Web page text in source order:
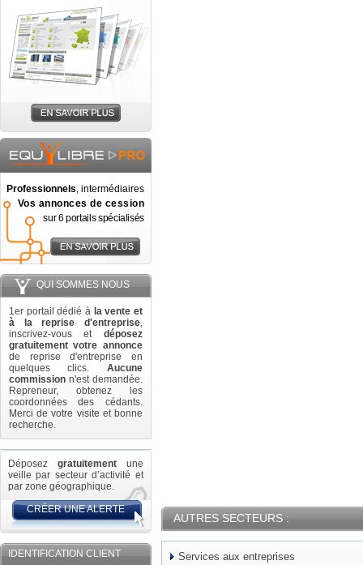
Professionnels, intermédiaires
Vos annonces de cession
sur 6 portails spécialisés
QUI SOMMES NOUS
1er portail dédié à la vente et
à la reprise d'entreprise,
inscrivez-vous et déposez
gratuitement votre annonce
de reprise d'entreprise en
quelques clics. Aucune
commission n'est demandée.
Repreneur, obtenez les
coordonnées des cédants.
Merci de votre visite et bonne
recherche.
Déposez gratuitement une
veille par secteur d’activité et
par zone géographique.
CRÉER UNE ALERTE
IDENTIFICATION CLIENT
AUTRES SECTEURS :
Services aux entreprises